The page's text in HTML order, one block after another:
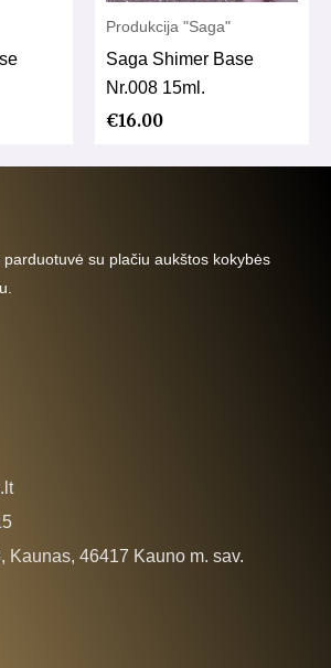
Produkcija "Saga"
Saga Shimer Base
Nr.008 15ml.
€16.00
su plačiu aukštos kokybės
Kaunas, 46417 Kauno m. sav.